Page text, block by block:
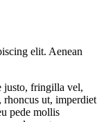
elit. Aenean
justo, fringilla vel,
rhoncus ut, imperdiet
pede mollis